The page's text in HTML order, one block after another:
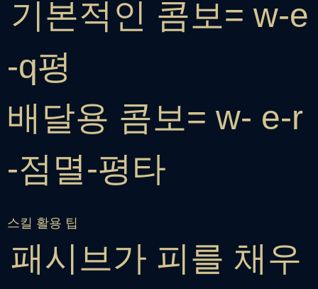
기본적인 콤보= w-e
-q평
배달용 콤보= w- e-r
-점멸-평타
스킬 활용 팁
패시브가 피를 채우